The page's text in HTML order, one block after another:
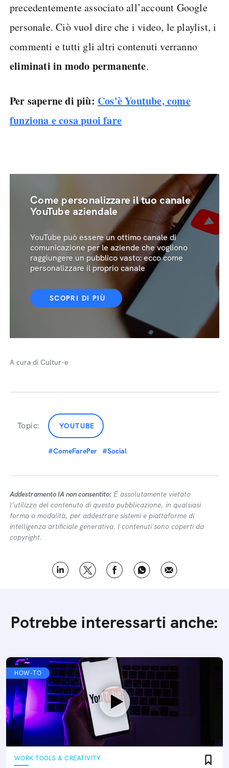
precedentemente associato all’account Google
personale. Ciò vuol dire che i video, le playlist, i
commenti e tutti gli altri contenuti verranno
eliminati in modo permanente.
Per saperne di più: Cos'è Youtube, come
funziona e cosa puoi fare
Come personalizzare il tuo canale
YouTube aziendale
YouTube può essere un ottimo canale di
comunicazione per le aziende che vogliono
raggiungere un pubblico vasto: ecco come
personalizzare il proprio canale
SCOPRI DI PIÙ
A cura di Cultur-e
Topic: YOUTUBE
#ComeFarePer #Social
Addestramento IA non consentito: É assolutamente vietato
l’utilizzo del contenuto di questa pubblicazione, in qualsiasi
forma o modalità, per addestrare sistemi e piattaforme di
intelligenza artificiale generativa. I contenuti sono coperti da
copyright.
Potrebbe interessarti anche:
HOW-TO
WORK TOOLS & CREATIVITY